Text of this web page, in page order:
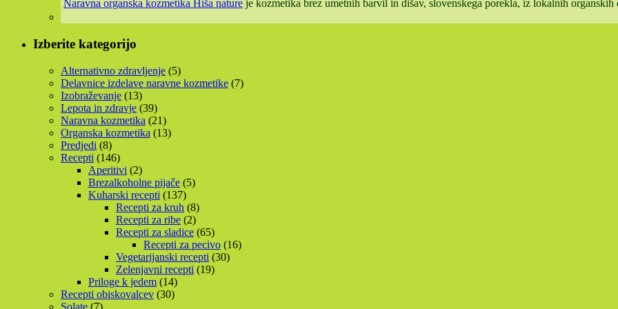
Naravna organska kozmetika Hiša nature je kozmetika brez umetnih barvil in dišav, slovenskega porekla, iz lokalnih
Izberite kategorijo
Alternativno zdravljenje (5)
Delavnice izdelave naravne kozmetike (7)
Izobraževanje (13)
Lepota in zdravje (39)
Naravna kozmetika (21)
Organska kozmetika (13)
Predjedi (8)
Recepti (146)
Aperitivi (2)
Brezalkoholne pijače (5)
Kuharski recepti (137)
Recepti za kruh (8)
Recepti za ribe (2)
Recepti za sladice (65)
Recepti za pecivo (16)
Vegetarijanski recepti (30)
Zelenjavni recepti (19)
Priloge k jedem (14)
Recepti obiskovalcev (30)
Solate (7)